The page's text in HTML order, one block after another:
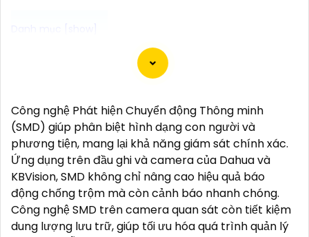
"Bạn đang tìm kiếm một giải pháp an ninh hiệu quả
và tiết kiệm? Hãy khám phá Camera Wifi Ezviz -
Với thiết kế hiện đại, dễ dàng lắp đặt và kết nối thông
minh qua Wifi, Camera Wifi Ezviz sẽ giúp bạn giám
sát ngôi nhà hoặc văn phòng mọi lúc mọi nơi chỉ
bằng một chiếc điện thoại thông minh.
Không chỉ vậy, sản phẩm cũng mang lại chất lượng
hình ảnh sắc nét và độ phân giải cao, cho phép bạn
theo dõi mọi hoạt động một cách dễ dàng. Đừng bỏ
lỡ cơ hội sở hữu Camera Wifi Ezviz giá rẻ chính hãng
Công nghệ Phát hiện Chuyển động Thông minh
(SMD) giúp phân biệt hình dạng con người và
phương tiện, mang lại khả năng giám sát chính xác.
Ứng dụng trên đầu ghi và camera của Dahua và
KBVision, SMD không chỉ nâng cao hiệu quả báo
động chống trộm mà còn cảnh báo nhanh chóng.
Công nghệ SMD trên camera quan sát còn tiết kiệm
dung lượng lưu trữ, giúp tối ưu hóa quá trình quản lý